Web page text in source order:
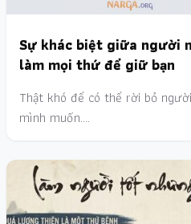
Sự khác biệt giữa người
làm mọi thứ để giữ bạn
Thật khó để có thể rời bỏ
mình muốn.…